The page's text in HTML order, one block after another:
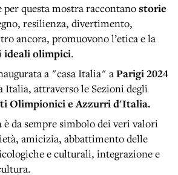
per questa mostra raccontanostorie
resilienza, divertimento,
ancora, promuovono l’etica e la
ideali olimpici.
a "casa Italia" aParigi 2024
Italia, attraverso le Sezioni degli
Olimpionici e Azzurri d'Italia.
è da sempre simbolo dei veri valori
amicizia, abbattimento delle
e culturali, integrazione e